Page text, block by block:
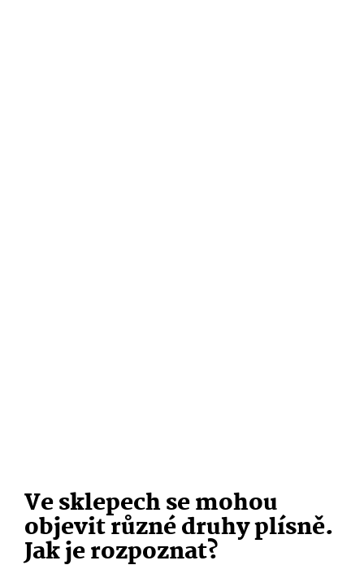
Ve sklepech se mohou
objevit různé druhy plísně.
Jak je rozpoznat?